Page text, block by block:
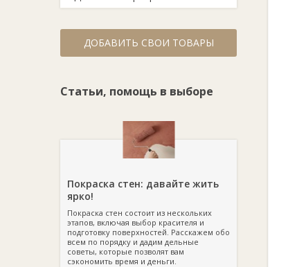
ДОБАВИТЬ СВОИ ТОВАРЫ
Статьи, помощь в выборе
Покраска стен: давайте жить
ярко!
Покраска стен состоит из нескольких
этапов, включая выбор красителя и
подготовку поверхностей. Расскажем обо
всем по порядку и дадим дельные
советы, которые позволят вам
сэкономить время и деньги.